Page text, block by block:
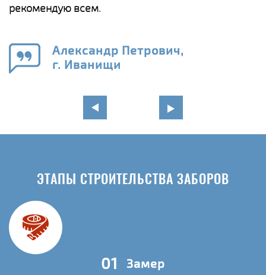
рекомендую всем.
Александр Петрович,
г. Иванищи
ЭТАПЫ СТРОИТЕЛЬСТВА ЗАБОРОВ
01 Замер